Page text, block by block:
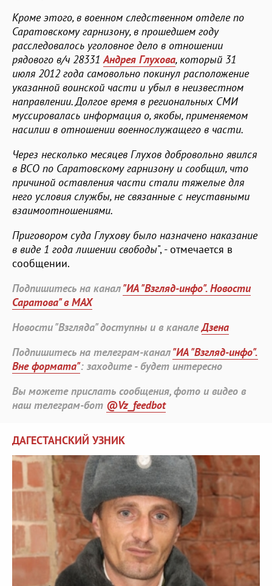
Кроме этого, в военном следственном отделе по
Саратовскому гарнизону, в прошедшем году
расследовалось уголовное дело в отношении
рядового в/ч 28331Андрея Глухова, который 31
июля 2012 года самовольно покинул расположение
указанной воинской части и убыл в неизвестном
направлении. Долгое время в региональных СМИ
муссировалась информация о, якобы, применяемом
насилии в отношении военнослужащего в части.
Через несколько месяцев Глухов добровольно явился
в ВСО по Саратовскому гарнизону и сообщил, что
причиной оставления части стали тяжелые для
него условия службы, не связанные с неуставными
взаимоотношениями.
Приговором суда Глухову было назначено наказание
в виде 1 года лишении свободы", - отмечается в
сообщении.
Подпишитесь на канал"ИА "Взгляд-инфо". Новости
Саратова" в MAX
Новости "Взгляда" доступны и в каналеДзена
Подпишитесь на телеграм-канал"ИА "Взгляд-инфо".
Вне формата": заходите - будет интересно
Вы можете прислать сообщения, фото и видео в
наш телеграм-бот @Vz_feedbot
ДАГЕСТАНСКИЙ УЗНИК